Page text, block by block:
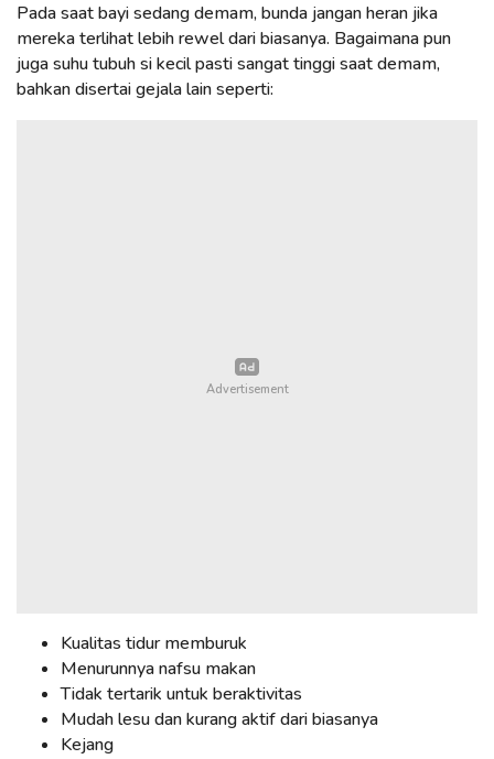
Pada saat bayi sedang demam, bunda jangan heran jika
mereka terlihat lebih rewel dari biasanya. Bagaimana pun
juga suhu tubuh si kecil pasti sangat tinggi saat demam,
bahkan disertai gejala lain seperti:
Kualitas tidur memburuk
Menurunnya nafsu makan
Tidak tertarik untuk beraktivitas
Mudah lesu dan kurang aktif dari biasanya
Kejang